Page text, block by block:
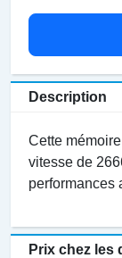
Description
Cette
vitesse de
performances
Prix chez les